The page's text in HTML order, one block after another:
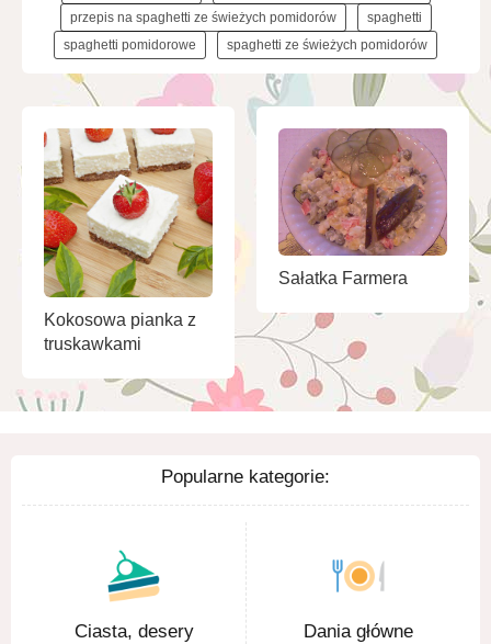
przepis na spaghetti ze świeżych pomidorów
spaghetti
spaghetti pomidorowe
spaghetti ze świeżych pomidorów
Kokosowa pianka z
truskawkami
Sałatka Farmera
Popularne kategorie:
Ciasta, desery Dania główne